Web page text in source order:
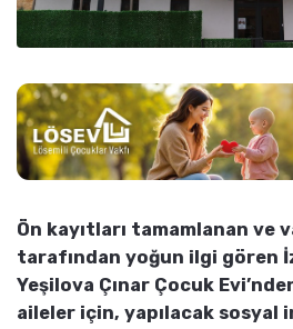
Ön kayıtları tamamlanan ve
tarafından yoğun ilgi gören
Yeşilova Çınar Çocuk
aileler için, yapılacak sosyal